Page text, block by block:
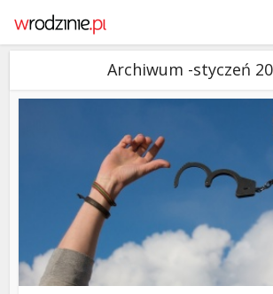
Archiwum -styczeń